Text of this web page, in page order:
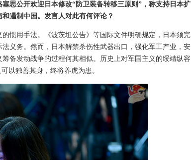
思公开欢迎日本修改“防卫装备转移三原则”，称支持日本扩
遏制中国。发言人对此有何评论？
惯用手法。《波茨坦公告》等国际文件明确规定，日本须完
义务。然而，日本解禁杀伤性武器出口，强化军工产业，安
备发动战争的过程何其相似。历史上对军国主义的绥靖纵容
以独善其身，终将养虎为患。